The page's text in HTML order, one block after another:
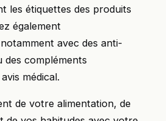
les étiquettes des produits
également
avec des anti-
des compléments
médical.
de votre alimentation, de